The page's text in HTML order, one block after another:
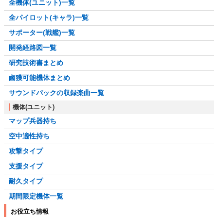
全機体(ユニット)一覧
全パイロット(キャラ)一覧
サポーター(戦艦)一覧
開発経路図一覧
研究技術書まとめ
鹵獲可能機体まとめ
サウンドパックの収録楽曲一覧
機体(ユニット)
マップ兵器持ち
空中適性持ち
攻撃タイプ
支援タイプ
耐久タイプ
期間限定機体一覧
お役立ち情報